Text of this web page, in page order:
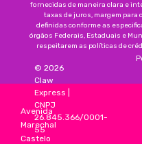
fornecidas de maneira clara e
taxas de juros, margem para
definidas conforme as
órgãos Federais, Estaduais e
respeitarem as políticas de
Avenida
Marechal
Castelo
© 2026
Claw
Express
CNPJ
26.845.366/0001-
55